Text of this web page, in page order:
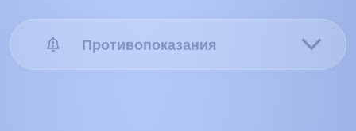
Противопоказания